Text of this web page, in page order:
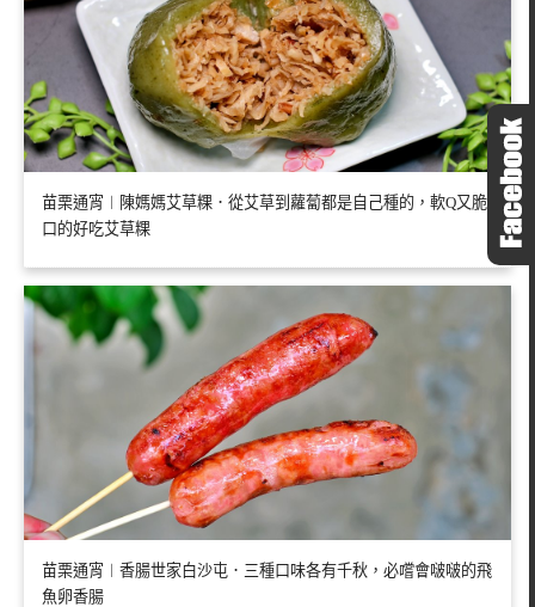
苗栗通宵︱陳媽媽艾草粿．從艾草到蘿蔔都是自己種的，軟Q又脆
口的好吃艾草粿
苗栗通宵︱香腸世家白沙屯．三種口味各有千秋，必嚐會啵啵的飛
魚卵香腸